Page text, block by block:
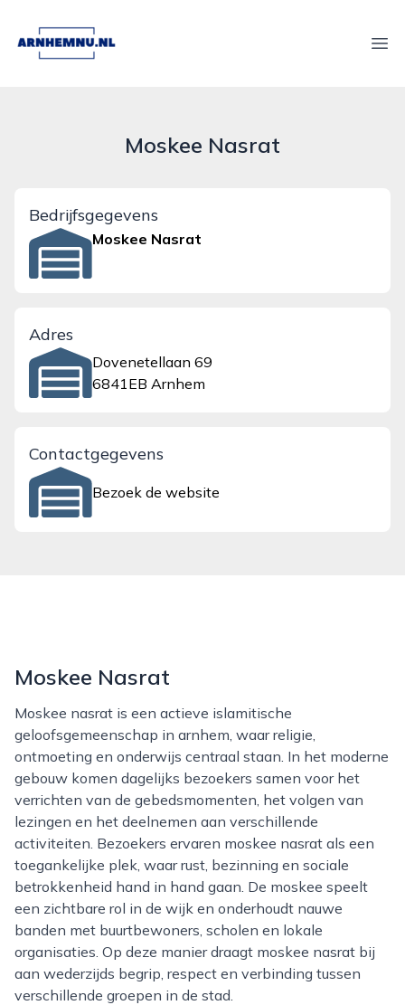
arnhemnu.nl
Moskee Nasrat
Bedrijfsgegevens
Moskee Nasrat
Adres
Dovenetellaan 69
6841EB Arnhem
Contactgegevens
Bezoek de website
Moskee Nasrat
Moskee nasrat is een actieve islamitische
geloofsgemeenschap in arnhem, waar religie,
ontmoeting en onderwijs centraal staan. In het moderne
gebouw komen dagelijks bezoekers samen voor het
verrichten van de gebedsmomenten, het volgen van
lezingen en het deelnemen aan verschillende
activiteiten. Bezoekers ervaren moskee nasrat als een
toegankelijke plek, waar rust, bezinning en sociale
betrokkenheid hand in hand gaan. De moskee speelt
een zichtbare rol in de wijk en onderhoudt nauwe
banden met buurtbewoners, scholen en lokale
organisaties. Op deze manier draagt moskee nasrat bij
aan wederzijds begrip, respect en verbinding tussen
verschillende groepen in de stad.